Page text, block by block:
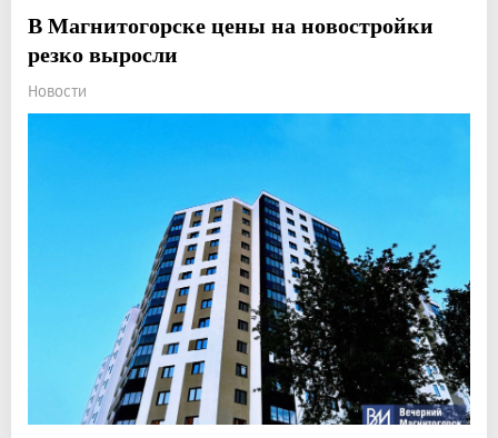
В Магнитогорске цены на новостройки
резко выросли
Новости